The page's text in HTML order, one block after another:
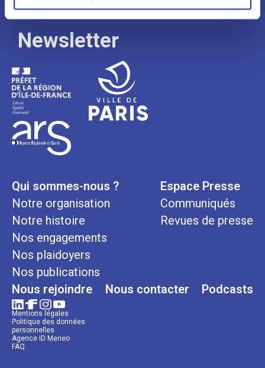
Newsletter
Qui sommes-nous ?
Notre organisation
Notre histoire
Nos engagements
Nos plaidoyers
Nos publications
Espace Presse
Communiqués
Revues de presse
Nous rejoindre Nous contacter Podcasts
Mentions légales
Politique des données
personnelles
Agence ID Meneo
FAQ